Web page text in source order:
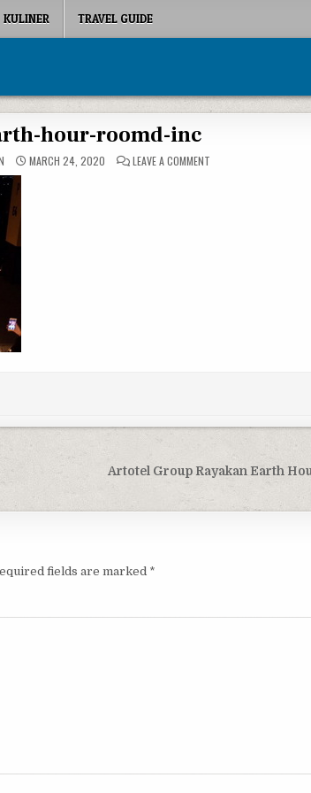
KULINER TRAVEL GUIDE
hour-roomd-inc
MARCH 24, 2020 LEAVE A COMMENT
Artotel Group Rayakan Earth
fields are marked *